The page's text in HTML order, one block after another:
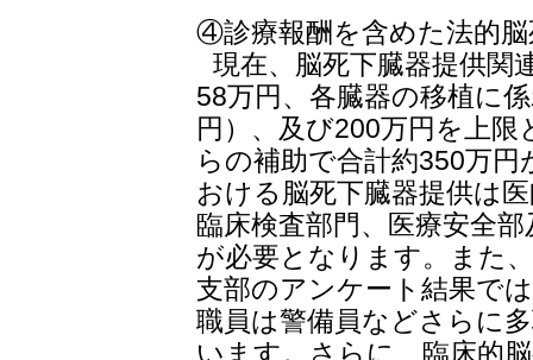
④診療報酬を含めた法的
現在、脳死下臓器提供関
58万円、各臓器の移植に
円）、及び200万円を上
らの補助で合計約350万
おける脳死下臓器提供は
臨床検査部門、医療安全
が必要となります。また
支部のアンケート結果で
職員は警備員などさらに
います。さらに、臨床的